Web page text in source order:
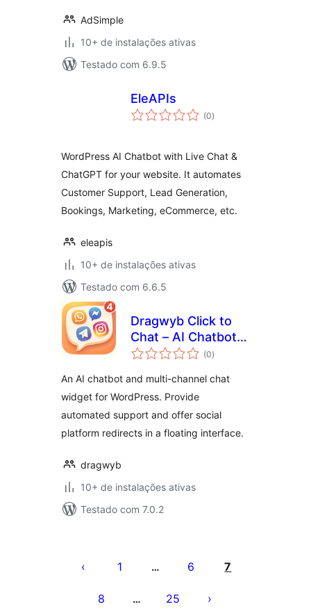
AdSimple
10+ de instalações ativas
Testado com 6.9.5
EleAPIs
(0total
de
)
WordPress AI Chatbot with Live Chat &
ChatGPT for your website. It automates
Customer Support, Lead Generation,
Bookings, Marketing, eCommerce, etc.
eleapis
10+ de instalações ativas
Testado com 6.6.5
Dragwyb Click to
Chat – AI Chatbot &
Social Messaging
(0total
de
)
An AI chatbot and multi-channel chat
widget for WordPress. Provide
automated support and offer social
platform redirects in a floating interface.
dragwyb
10+ de instalações ativas
Testado com 7.0.2
1 … 6 7
8 … 25